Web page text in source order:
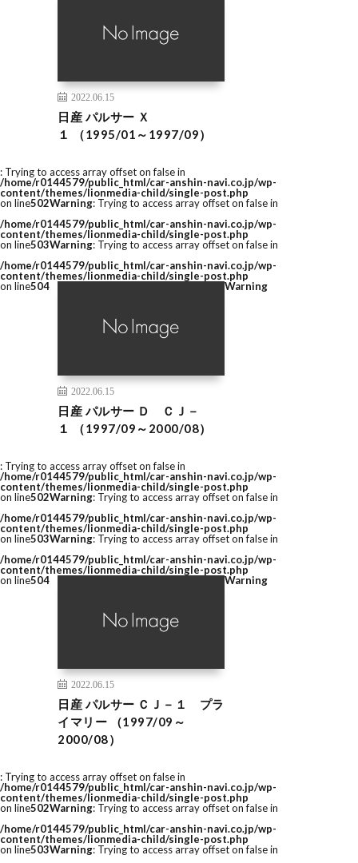
2022.06.15
日産 パルサー Ｘ
１ （1995/01～1997/09）
: Trying to access array offset on false in
/home/r0144579/public_html/car-anshin-navi.co.jp/wp-
content/themes/lionmedia-child/single-post.php
on line502Warning: Trying to access array offset on false in
/home/r0144579/public_html/car-anshin-navi.co.jp/wp-
content/themes/lionmedia-child/single-post.php
on line503Warning: Trying to access array offset on false in
/home/r0144579/public_html/car-anshin-navi.co.jp/wp-
content/themes/lionmedia-child/single-post.php
on line504
2022.06.15
日産 パルサー Ｄ ＣＪ－
１ （1997/09～2000/08）
Warning
: Trying to access array offset on false in
/home/r0144579/public_html/car-anshin-navi.co.jp/wp-
content/themes/lionmedia-child/single-post.php
on line502Warning: Trying to access array offset on false in
/home/r0144579/public_html/car-anshin-navi.co.jp/wp-
content/themes/lionmedia-child/single-post.php
on line503Warning: Trying to access array offset on false in
/home/r0144579/public_html/car-anshin-navi.co.jp/wp-
content/themes/lionmedia-child/single-post.php
on line504
2022.06.15
日産 パルサー ＣＪ－１ プラ
イマリー （1997/09～
2000/08）
Warning
: Trying to access array offset on false in
/home/r0144579/public_html/car-anshin-navi.co.jp/wp-
content/themes/lionmedia-child/single-post.php
on line502Warning: Trying to access array offset on false in
/home/r0144579/public_html/car-anshin-navi.co.jp/wp-
content/themes/lionmedia-child/single-post.php
on line503Warning: Trying to access array offset on false in